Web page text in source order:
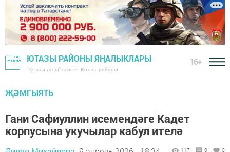
ЮТАЗЫ РАЙОНЫ ЯҢАЛЫКЛАРЫ
"Ютазы таңы" гәзите - Ютазы районы
16+
ҖӘМГЫЯТЬ
Гани Сафиуллин исемендәге Кадет
корпусына укучылар кабул ителә
117 0 0